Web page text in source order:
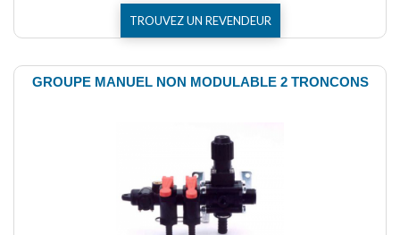
TROUVEZ UN REVENDEUR
GROUPE MANUEL NON MODULABLE 2 TRONCONS